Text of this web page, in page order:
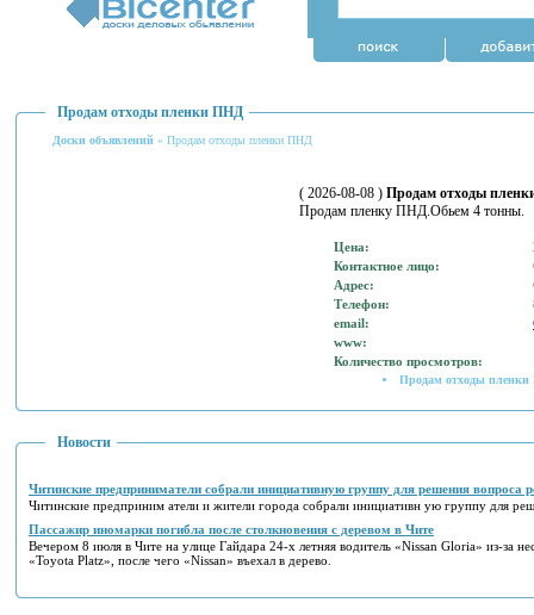
Продам отходы пленки ПНД
Доски объявлений » Продам отходы пленки ПНД
( 2026-08-08 ) Продам отходы
Продам пленку ПНД.Обьем 4 тонны.
Цена:
Контактное лицо:
Адрес:
Телефон:
email:
www:
Количество просмотров:
Продам отходы
Новости
Читинские предприниматели собрали инициативную группу для решения вопроса
Читинские предприним атели и жители города собрали инициативн ую группу для
Пассажир иномарки погибла после столкновения с деревом в Чите
Вечером 8 июля в Чите на улице Гайдара 24-х летняя водитель «Nissan Gloria» из-за
«Toyota Platz», после чего «Nissan» въехал в дерево.